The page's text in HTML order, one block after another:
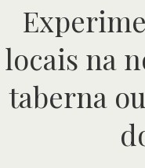
locais na
taberna